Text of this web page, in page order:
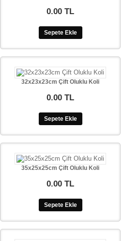
0.00 TL
Sepete Ekle
32x23x23cm Çift Oluklu Koli
0.00 TL
Sepete Ekle
35x25x25cm Çift Oluklu Koli
0.00 TL
Sepete Ekle